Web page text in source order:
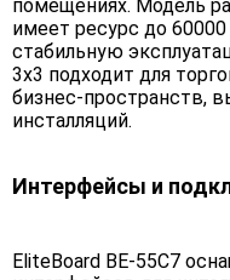
помещениях. Модель
имеет ресурс до 60000
стабильную
3х3 подходит для
бизнес-пространств,
инсталляций.
Интерфейсы и
EliteBoard BE-55C7